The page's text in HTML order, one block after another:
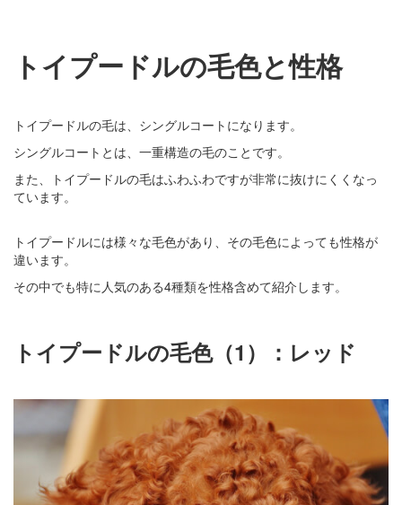
トイプードルの毛色と性格
トイプードルの毛は、シングルコートになります。
シングルコートとは、一重構造の毛のことです。
また、トイプードルの毛はふわふわですが非常に抜けにくくなっ
ています。
トイプードルには様々な毛色があり、その毛色によっても性格が
違います。
その中でも特に人気のある4種類を性格含めて紹介します。
トイプードルの毛色（1）：レッド